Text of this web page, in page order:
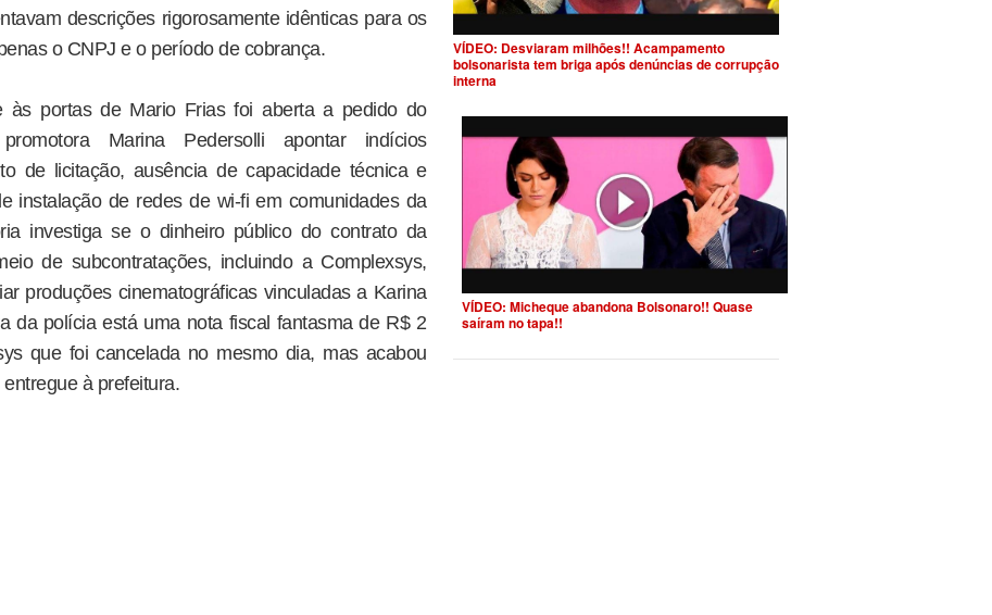
descrições rigorosamente idênticas para os
o CNPJ e o período de cobrança.
às portas de Mario Frias foi aberta a pedido do
Marina Pedersolli apontar indícios
de licitação, ausência de capacidade técnica e
instalação de redes de wi-fi em comunidades da
investiga se o dinheiro público do contrato da
de subcontratações, incluindo a Complexsys,
produções cinematográficas vinculadas a Karina
da polícia está uma nota fiscal fantasma de R$ 2
que foi cancelada no mesmo dia, mas acabou
à prefeitura.
VÍDEO: Desviaram milhões!! Acampamento
bolsonarista tem briga após denúncias de corrupção
interna
VÍDEO: Micheque abandona Bolsonaro!! Quase
saíram no tapa!!